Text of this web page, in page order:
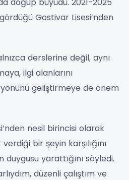
Gostivar Lisesi’nden
derslerine değil, aynı
ilgi alanlarını
geliştirmeye de önem
nesil birincisi olarak
bir şeyin karşılığını
yarattığını söyledi.
düzenli çalıştım ve